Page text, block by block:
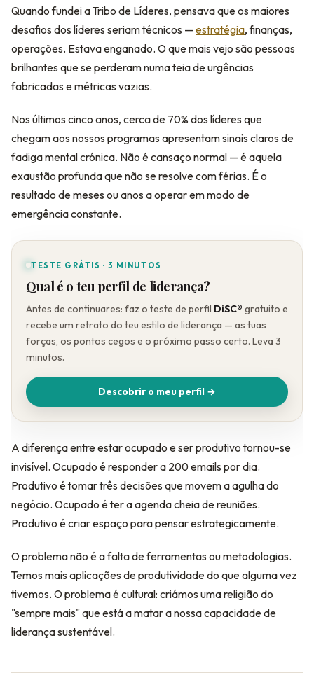
Quando fundei a Tribo de Líderes, pensava que os maiores
desafios dos líderes seriam técnicos — estratégia, finanças,
operações. Estava enganado. O que mais vejo são pessoas
brilhantes que se perderam numa teia de urgências
fabricadas e métricas vazias.
Nos últimos cinco anos, cerca de 70% dos líderes que
chegam aos nossos programas apresentam sinais claros de
fadiga mental crónica. Não é cansaço normal — é aquela
exaustão profunda que não se resolve com férias. É o
resultado de meses ou anos a operar em modo de
emergência constante.
TESTE GRÁTIS · 3 MINUTOS
Qual é o teu perfil de liderança?
Antes de continuares: faz o teste de perfil DiSC® gratuito e
recebe um retrato do teu estilo de liderança — as tuas
forças, os pontos cegos e o próximo passo certo. Leva 3
minutos.
Descobrir o meu perfil →
A diferença entre estar ocupado e ser produtivo tornou-se
invisível. Ocupado é responder a 200 emails por dia.
Produtivo é tomar três decisões que movem a agulha do
negócio. Ocupado é ter a agenda cheia de reuniões.
Produtivo é criar espaço para pensar estrategicamente.
O problema não é a falta de ferramentas ou metodologias.
Temos mais aplicações de produtividade do que alguma vez
tivemos. O problema é cultural: criámos uma religião do
"sempre mais" que está a matar a nossa capacidade de
liderança sustentável.